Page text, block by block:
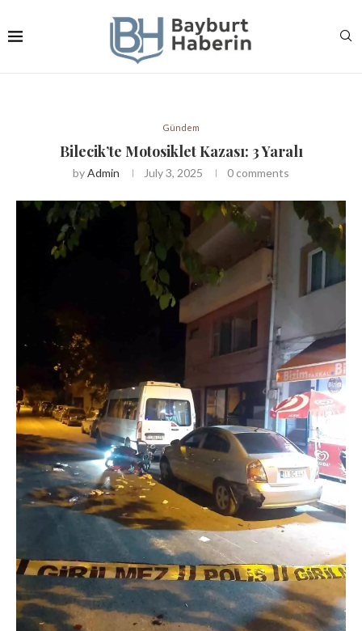
Gündem
Bilecik’te Motosiklet Kazası: 3 Yaralı
byAdmin July 3, 2025 0 comments